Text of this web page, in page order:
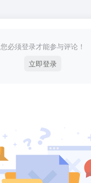
您必须登录才能参与评论！
立即登录